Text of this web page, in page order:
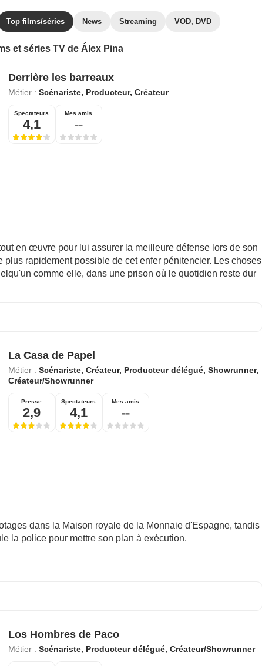
Top films/séries News Streaming VOD, DVD
et séries TV de Álex Pina
Derrière les barreaux
Métier : Scénariste, Producteur, Créateur
Spectateurs
4,1
Mes amis
--
en œuvre pour lui assurer la meilleure défense lors de son
plus rapidement possible de cet enfer pénitencier. Les choses
comme elle, dans une prison où le quotidien reste dur
La Casa de Papel
Métier : Scénariste, Créateur, Producteur délégué, Showrunner,
Créateur/Showrunner
Presse
2,9
Spectateurs
4,1
Mes amis
--
dans la Maison royale de la Monnaie d'Espagne, tandis
la police pour mettre son plan à exécution.
Los Hombres de Paco
Métier : Scénariste, Producteur délégué, Créateur/Showrunner